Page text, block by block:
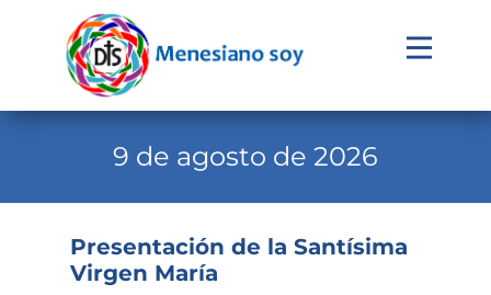
Evangelio
Institucional
9 de agosto de 2026
Presentación de la Santísima
Virgen María